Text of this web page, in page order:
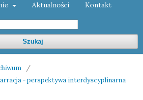
Aktualności Kontakt
Szukaj
/
- perspektywa interdyscyplinarna